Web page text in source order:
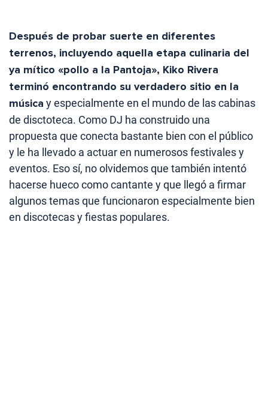
Después de probar suerte en diferentes
terrenos, incluyendo aquella etapa culinaria del
ya mítico «pollo a la Pantoja», Kiko Rivera
terminó encontrando su verdadero sitio en la
música y especialmente en el mundo de las cabinas
de disctoteca. Como DJ ha construido una
propuesta que conecta bastante bien con el público
y le ha llevado a actuar en numerosos festivales y
eventos. Eso sí, no olvidemos que también intentó
hacerse hueco como cantante y que llegó a firmar
algunos temas que funcionaron especialmente bien
en discotecas y fiestas populares.